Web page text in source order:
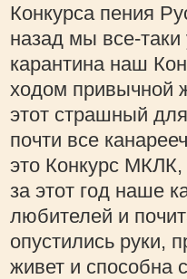
Конкурса пения
назад мы все-таки
карантина наш
ходом привычной
этот страшный
почти все
это Конкурс
за этот год наше
любителей и
опустились руки,
живет и способна